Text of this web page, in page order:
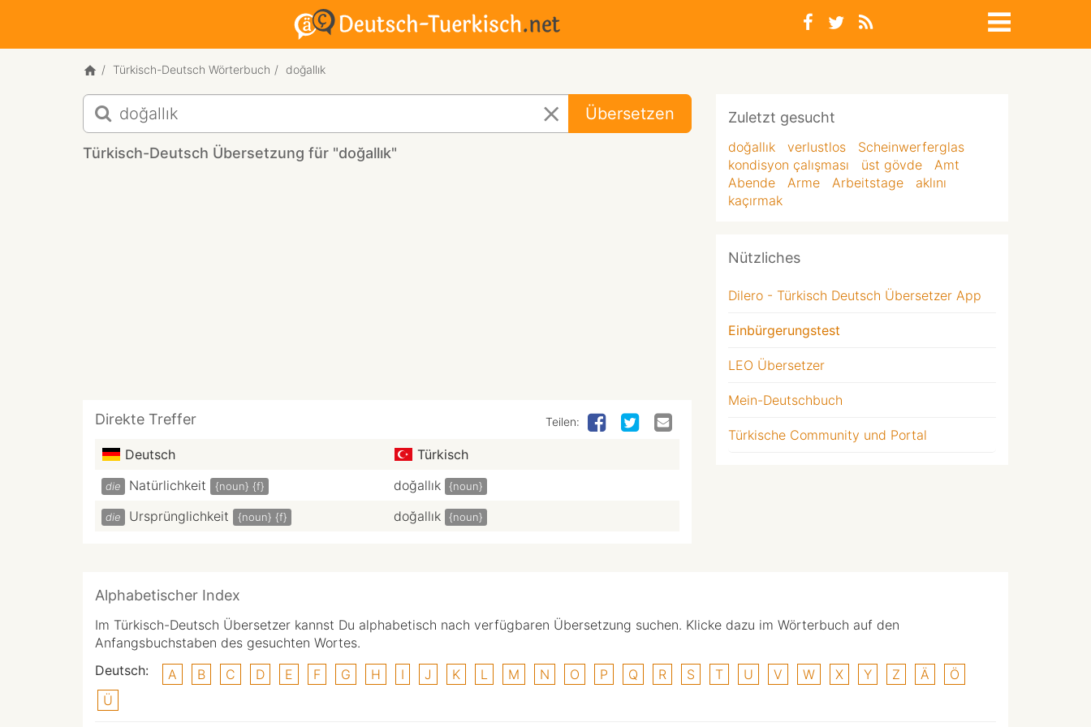
Türkisch-Deutsch Wörterbuch doğallık
Türkisch-
Deutsch
Übersetzung
für
Übersetzen
Türkisch-Deutsch Übersetzung für "doğallık"
Direkte Treffer Teilen:
Deutsch Türkisch
die Natürlichkeit {noun} {f} doğallık {noun}
die Ursprünglichkeit {noun} {f} doğallık {noun}
Zuletzt gesucht
doğallık verlustlos
Scheinwerferglas
kondisyon çalışması
üst gövde
Amt
Abende
Arme Arbeitstage
aklını
kaçırmak
Nützliches
Dilero - Türkisch Deutsch Übersetzer App
Einbürgerungstest
LEO Übersetzer
Mein-Deutschbuch
Türkische Community und Portal
Alphabetischer Index
Im Türkisch-Deutsch Übersetzer kannst Du alphabetisch nach verfügbaren Übersetzung suchen. Klicke dazu im Wörterbuch auf den
Anfangsbuchstaben des gesuchten Wortes.
Deutsch:
A B C D E F G H I J K L M N O P Q R S T U V W X Y Z Ä
Ö
Ü